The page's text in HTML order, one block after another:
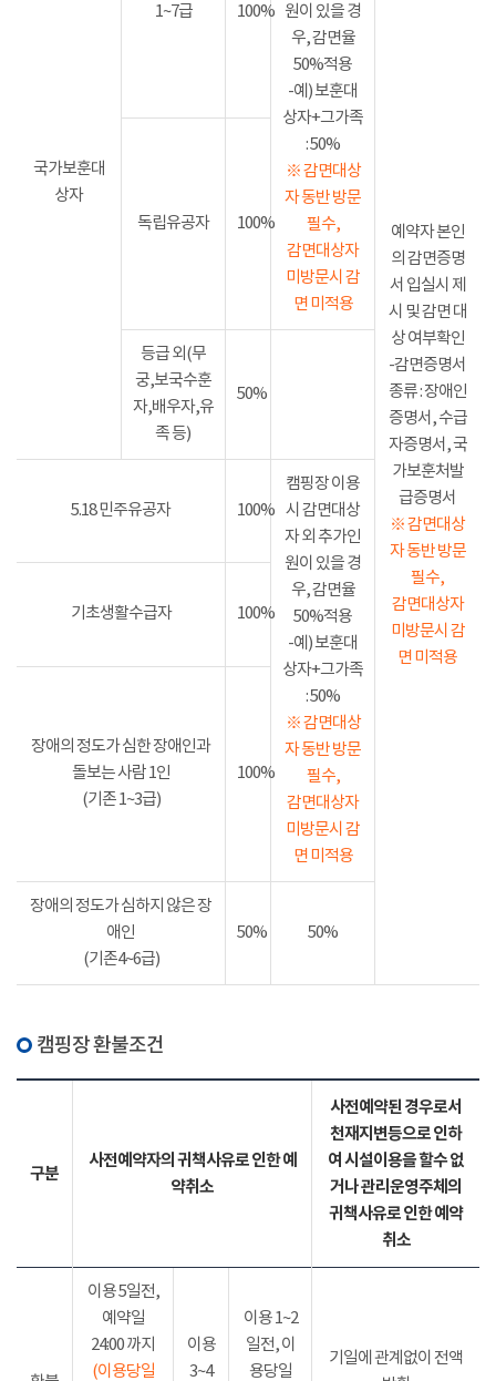
국가보훈대
상자
1~7급 100% 원이 있을 경
우, 감면율
50%적용
-예) 보훈대
상자+그가족
: 50%
※ 감면대상
자 동반 방문
필수,
감면대상자
미방문시 감
면 미적용
예약자 본인
의 감면증명
서 입실시 제
시 및 감면 대
상 여부확인
-감면증명서
종류 : 장애인
증명서, 수급
자증명서, 국
가보훈처발
급증명서
※ 감면대상
자 동반 방문
필수,
감면대상자
미방문시 감
면 미적용
독립유공자 100%
등급 외(무
궁,보국수훈
자,배우자,유
족 등)
50%
5.18 민주유공자 100%
캠핑장 이용
시 감면대상
자 외 추가인
원이 있을 경
우, 감면율
50%적용
-예) 보훈대
상자+그가족
: 50%
※ 감면대상
자 동반 방문
필수,
감면대상자
미방문시 감
면 미적용
기초생활수급자 100%
장애의 정도가 심한 장애인과
돌보는 사람 1인
(기존 1~3급)
100%
장애의 정도가 심하지 않은 장
애인
(기존4~6급)
50% 50%
캠핑장 환불조건
구분
사전예약자의 귀책사유로 인한 예
약취소
사전예약된 경우로서
천재지변등으로 인하
여 시설이용을 할수 없
거나 관리운영주체의
귀책사유로 인한 예약
취소
이용 5일전,
예약일
24:00 까지
(이용당일
이용
3~4
이용 1~2
일전, 이
용당일
기일에 관계없이 전액